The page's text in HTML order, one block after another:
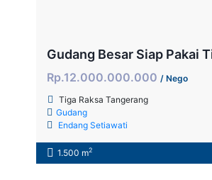
Rp.12.000.000.000 / Nego
Tiga Raksa Tangerang
Gudang
Endang Setiawati
1.500 m2